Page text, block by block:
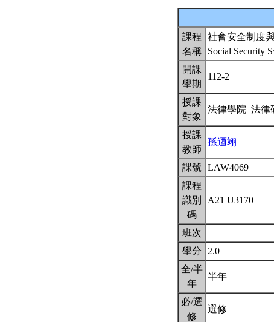
課程
名稱
社會安全制度
Social Security
開課
學期
112-2
授課
對象
法律學院 法律
授課
教師
孫迺翊
課號
LAW4069
課程
識別
碼
A21 U3170
班次
學分
2.0
全/半
年
半年
必/選
修
選修